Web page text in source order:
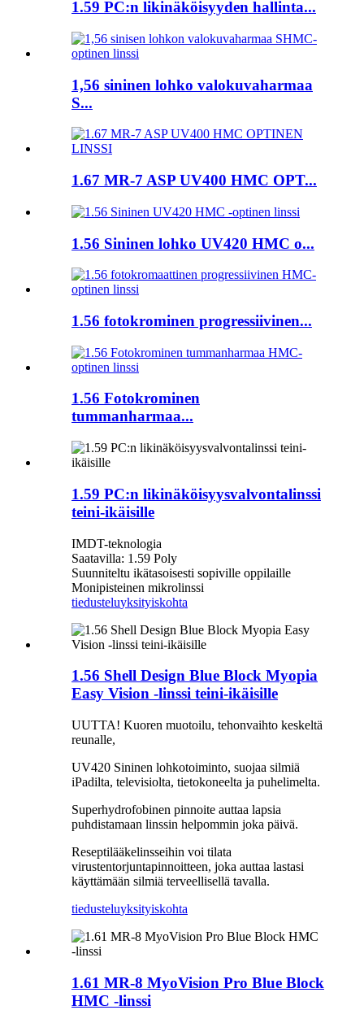
1.59 PC:n likinäköisyyden hallinta...
1,56 sininen lohko valokuvaharmaa
S...
1.67 MR-7 ASP UV400 HMC OPT...
1.56 Sininen lohko UV420 HMC o...
1.56 fotokrominen progressiivinen...
1.56 Fotokrominen
tummanharmaa...
1.59 PC:n likinäköisyysvalvontalinssi
teini-ikäisille
IMDT-teknologia
Saatavilla: 1.59 Poly
Suunniteltu ikätasoisesti sopiville oppilaille
Monipisteinen mikrolinssi
tiedusteluyksityiskohta
1.56 Shell Design Blue Block Myopia
Easy Vision -linssi teini-ikäisille
UUTTA! Kuoren muotoilu, tehonvaihto keskeltä
reunalle,
UV420 Sininen lohkotoiminto, suojaa silmiä
iPadilta, televisiolta, tietokoneelta ja puhelimelta.
Superhydrofobinen pinnoite auttaa lapsia
puhdistamaan linssin helpommin joka päivä.
Reseptilääkelinsseihin voi tilata
virustentorjuntapinnoitteen, joka auttaa lastasi
käyttämään silmiä terveellisellä tavalla.
tiedusteluyksityiskohta
1.61 MR-8 MyoVision Pro Blue Block
HMC -linssi